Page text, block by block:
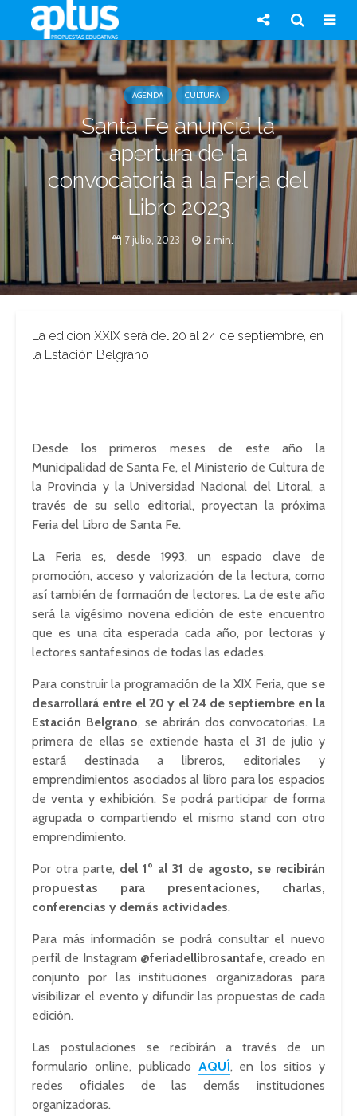
AGENDA CULTURA
Santa Fe anuncia la
apertura de la
convocatoria a la Feria del
Libro 2023
7 julio, 2023 2 min.
La edición XXIX será del 20 al 24 de septiembre, en
la Estación Belgrano
Desde los primeros meses de este año la
Municipalidad de Santa Fe, el Ministerio de Cultura de
la Provincia y la Universidad Nacional del Litoral, a
través de su sello editorial, proyectan la próxima
Feria del Libro de Santa Fe.
La Feria es, desde 1993, un espacio clave de
promoción, acceso y valorización de la lectura, como
así también de formación de lectores. La de este año
será la vigésimo novena edición de este encuentro
que es una cita esperada cada año, por lectoras y
lectores santafesinos de todas las edades.
Para construir la programación de la XIX Feria, que se
desarrollará entre el 20 y el 24 de septiembre en la
Estación Belgrano, se abrirán dos convocatorias. La
primera de ellas se extiende hasta el 31 de julio y
estará destinada a libreros, editoriales y
emprendimientos asociados al libro para los espacios
de venta y exhibición. Se podrá participar de forma
agrupada o compartiendo el mismo stand con otro
emprendimiento.
Por otra parte, del 1º al 31 de agosto, se recibirán
propuestas para presentaciones, charlas,
conferencias y demás actividades.
Para más información se podrá consultar el nuevo
perfil de Instagram @feriadellibrosantafe, creado en
conjunto por las instituciones organizadoras para
visibilizar el evento y difundir las propuestas de cada
edición.
Las postulaciones se recibirán a través de un
formulario online, publicado AQUÍ, en los sitios y
redes oficiales de las demás instituciones
organizadoras.